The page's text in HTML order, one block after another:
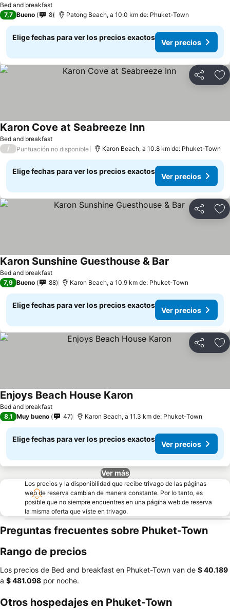
Bed and breakfast
7,7 Bueno 8 Patong Beach, a 10.0 km de: Phuket-Town
Elige fechas para ver los precios exactos
Ver precios
Compartir
Bed and breakfast
Karon Cove at Seabreeze Inn
/ Puntuación no disponible Karon Beach, a 10.8 km de: Phuket-Town
Elige fechas para ver los precios exactos
Ver precios
Compartir
Bed and breakfast
Karon Sunshine Guesthouse & Bar
7,9 Bueno 88 Karon Beach, a 10.9 km de: Phuket-Town
Elige fechas para ver los precios exactos
Ver precios
Compartir
Bed and breakfast
Enjoys Beach House Karon
8,1 Muy bueno 47 Karon Beach, a 11.3 km de: Phuket-Town
Elige fechas para ver los precios exactos
Ver precios
Ver más
Los precios y la disponibilidad que recibe trivago de las páginas
web de reserva cambian de manera constante. Por lo tanto, es
posible que no siempre encuentres en una página web de reserva
la misma oferta que viste en trivago.
Preguntas frecuentes sobre Phuket-Town
Rango de precios
Los precios de Bed and breakfast en Phuket-Town van de ‎$ 40.189
a ‎$ 481.098 por noche.
Otros hospedajes en Phuket-Town